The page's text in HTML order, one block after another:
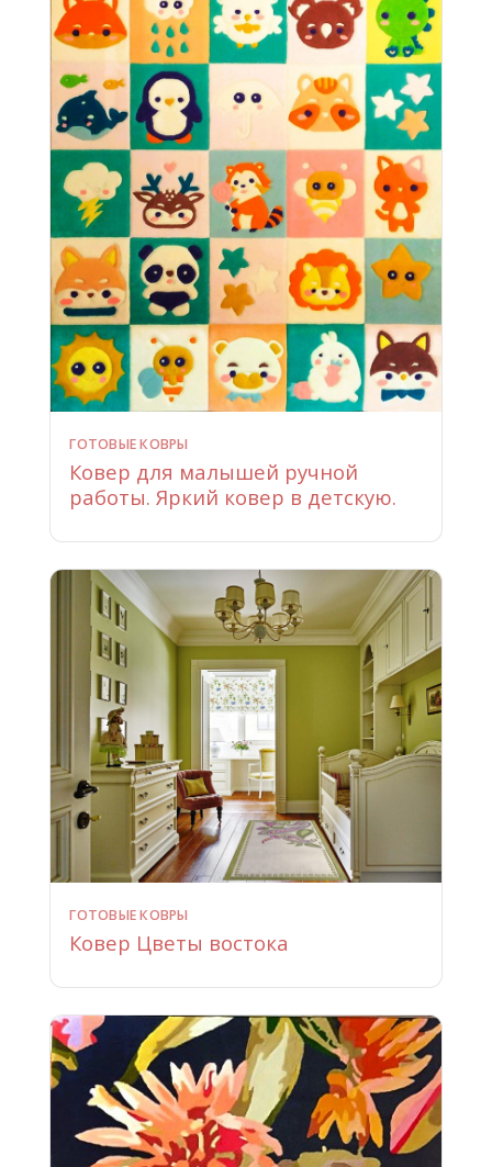
ГОТОВЫЕ КОВРЫ
Ковер для малышей ручной
работы. Яркий ковер в детскую.
ГОТОВЫЕ КОВРЫ
Ковер Цветы востока